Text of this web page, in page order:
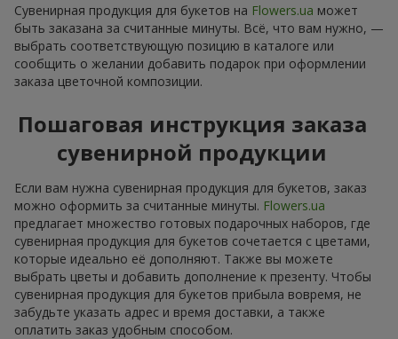
Сувенирная продукция для букетов на Flowers.ua может
быть заказана за считанные минуты. Всё, что вам нужно, —
выбрать соответствующую позицию в каталоге или
сообщить о желании добавить подарок при оформлении
заказа цветочной композиции.
Пошаговая инструкция заказа
сувенирной продукции
Если вам нужна сувенирная продукция для букетов, заказ
можно оформить за считанные минуты. Flowers.ua
предлагает множество готовых подарочных наборов, где
сувенирная продукция для букетов сочетается с цветами,
которые идеально её дополняют. Также вы можете
выбрать цветы и добавить дополнение к презенту. Чтобы
сувенирная продукция для букетов прибыла вовремя, не
забудьте указать адрес и время доставки, а также
оплатить заказ удобным способом.